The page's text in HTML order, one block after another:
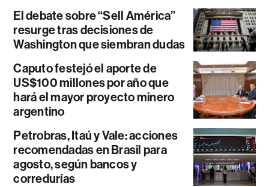
El debate sobre “Sell América”
resurge tras decisiones de
Washington que siembran dudas
Caputo festejó el aporte de
US$100 millones por año que
hará el mayor proyecto minero
argentino
Petrobras, Itaú y Vale: acciones
recomendadas en Brasil para
agosto, según bancos y
corredurías